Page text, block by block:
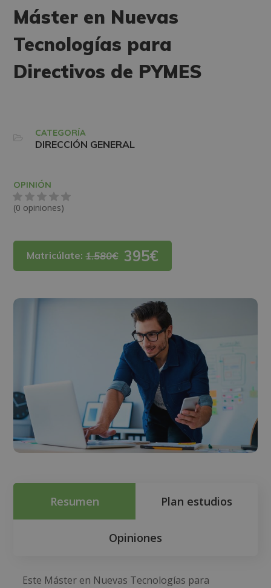
Máster en Nuevas
Tecnologías para
Directivos de PYMES
CATEGORÍA
DIRECCIÓN GENERAL
OPINIÓN
(0 opiniones)
Matricúlate:1.580€ 395€
Resumen Plan estudios
Opiniones
Este Máster en Nuevas Tecnologías para